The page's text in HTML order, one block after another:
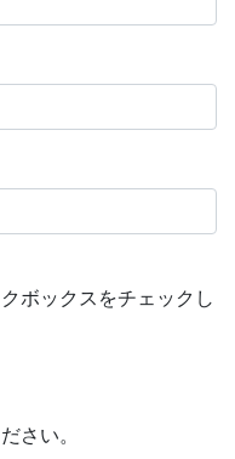
ボックスをチェックし
さい。